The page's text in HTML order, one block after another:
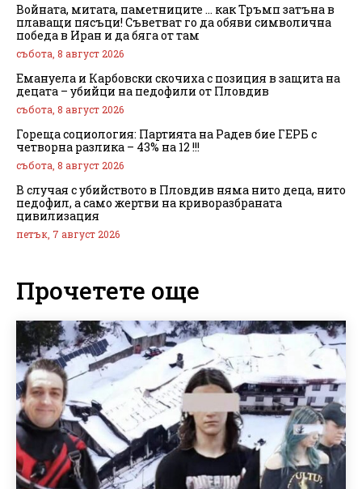
Войната, митата, паметниците … как Тръмп затъна в
плаващи пясъци! Съветват го да обяви символична
победа в Иран и да бяга от там
събота, 8 август 2026
Емануела и Карбовски скочиха с позиция в защита на
децата – убийци на педофили от Пловдив
събота, 8 август 2026
Гореща социология: Партията на Радев бие ГЕРБ с
четворна разлика – 43% на 12 !!!
събота, 8 август 2026
В случая с убийството в Пловдив няма нито деца, нито
педофил, а само жертви на криворазбраната
цивилизация
петък, 7 август 2026
Прочетете още